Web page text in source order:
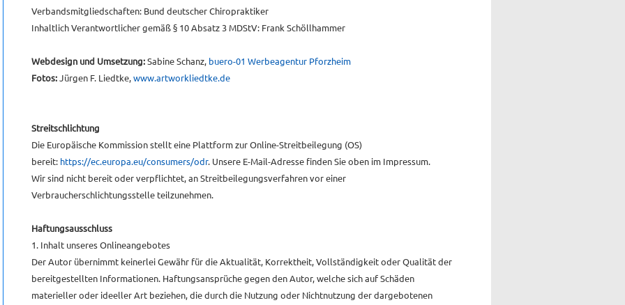
Verbandsmitgliedschaften: Bund deutscher Chiropraktiker
Inhaltlich Verantwortlicher gemäß § 10 Absatz 3 MDStV: Frank Schöllhammer
Webdesign und Umsetzung:Sabine Schanz, buero-01 Werbeagentur Pforzheim
Fotos:Jürgen F. Liedtke,www.artworkliedtke.de
Streitschlichtung
Die Europäische Kommission stellt eine Plattform zur Online-Streitbeilegung (OS)
bereit: https://ec.europa.eu/consumers/odr. Unsere E-Mail-Adresse finden Sie oben im Impressum.
Wir sind nicht bereit oder verpflichtet, an Streitbeilegungsverfahren vor einer
Verbraucherschlichtungsstelle teilzunehmen.
Haftungsausschluss
1. Inhalt unseres Onlineangebotes
Der Autor übernimmt keinerlei Gewähr für die Aktualität, Korrektheit, Vollständigkeit oder Qualität der
bereitgestellten Informationen. Haftungsansprüche gegen den Autor, welche sich auf Schäden
materieller oder ideeller Art beziehen, die durch die Nutzung oder Nichtnutzung der dargebotenen